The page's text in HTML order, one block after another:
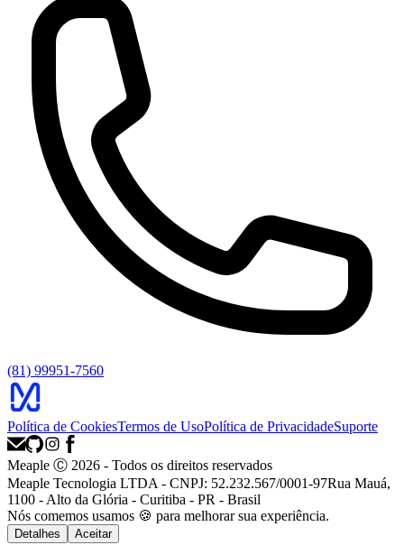
(81) 99951-7560
Política de CookiesTermos de UsoPolítica de PrivacidadeSuporte
Meaple Ⓒ 2026 - Todos os direitos reservados
Meaple Tecnologia LTDA - CNPJ: 52.232.567/0001-97Rua Mauá,
1100 - Alto da Glória - Curitiba - PR - Brasil
Nós comemos usamos 🍪 para melhorar sua experiência.
Detalhes Aceitar